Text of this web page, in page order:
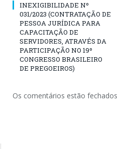
INEXIGIBILIDADE Nº
031/2023 (CONTRATAÇÃO DE
PESSOA JURÍDICA PARA
CAPACITAÇÃO DE
SERVIDORES, ATRAVÉS DA
PARTICIPAÇÃO NO 19º
CONGRESSO BRASILEIRO
DE PREGOEIROS)
Os comentários estão